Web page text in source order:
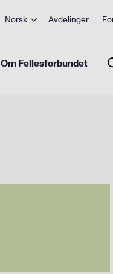
Norsk Avdelinger
Om Fellesforbundet